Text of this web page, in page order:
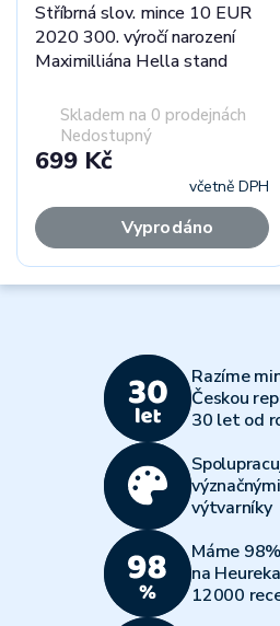
Stříbrná slov. mince 10 EUR
2020 300. výročí narození
Maximilliána Hella stand
Skladem na 0 prodejnách
Nedostupný
699 Kč
včetně DPH
Vyprodáno
Razíme
Českou
30 let od
výtvarníky
Máme
na
12000